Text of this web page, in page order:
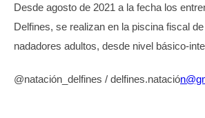
Desde agosto de 2021 a la fecha los
Delfines, se realizan en la piscina fiscal
nadadores adultos, desde nivel básico-
@natación_delfines / delfines.natació